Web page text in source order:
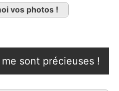
vos photos !
sont précieuses !